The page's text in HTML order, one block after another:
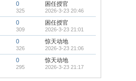
0
325
困任授官
2026-3-23 20:46
0
309
困任授官
2026-3-23 21:01
0
326
惊天动地
2026-3-23 21:06
0
295
惊天动地
2026-3-23 21:17